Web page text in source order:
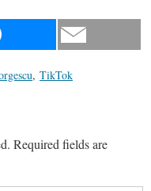
, TikTok
Required fields are